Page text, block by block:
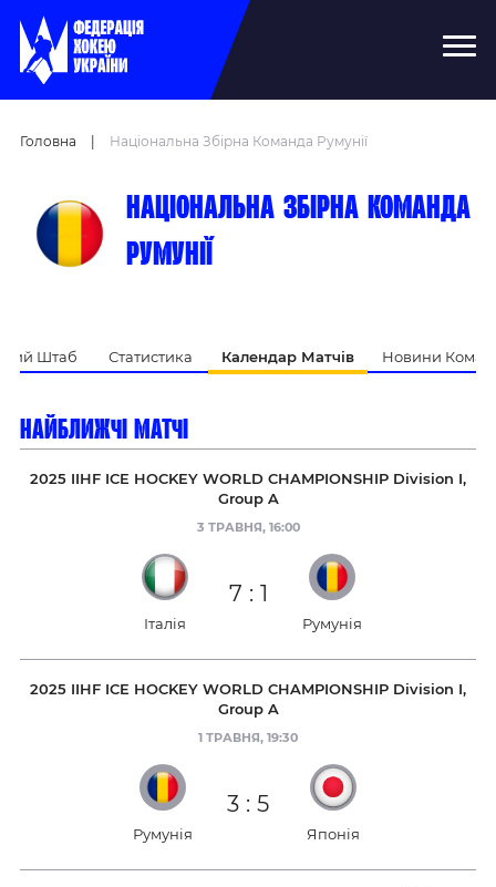
Головна Національна Збірна Команда Румунії
Національна збірна команда
Румунії
Штаб Статистика Календар Матчів Новини
найближчі матчі
2025 IIHF ICE HOCKEY WORLD CHAMPIONSHIP Division I,
Group A
3 ТРАВНЯ, 16:00
Італія
7 : 1
Румунія
2025 IIHF ICE HOCKEY WORLD CHAMPIONSHIP Division I,
Group A
1 ТРАВНЯ, 19:30
Румунія
3 : 5
Японія